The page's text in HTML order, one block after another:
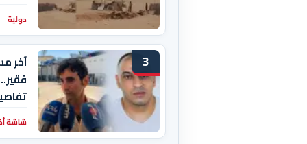
دولية
3
آخر
شاشة